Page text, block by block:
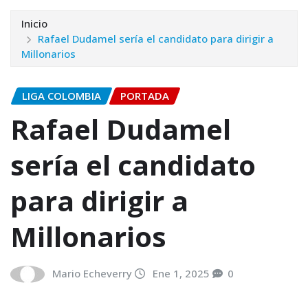
Inicio
Rafael Dudamel sería el candidato para dirigir a
Millonarios
LIGA COLOMBIA PORTADA
Rafael Dudamel
sería el candidato
para dirigir a
Millonarios
Mario Echeverry Ene 1, 2025 0